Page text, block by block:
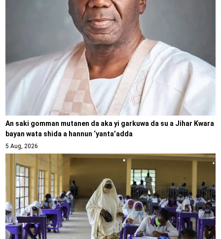
An saki gomman mutanen da aka yi garkuwa da su a Jihar Kwara
bayan wata shida a hannun ‘yanta’adda
5 Aug, 2026